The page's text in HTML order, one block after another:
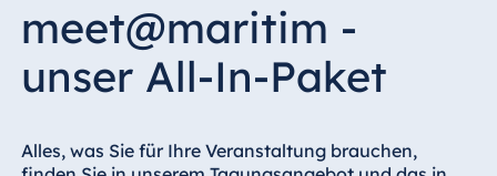
meet@maritim -
unser All-In-Paket
Alles, was Sie für Ihre Veranstaltung brauchen,